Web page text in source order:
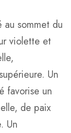
au sommet du
violette et
Un
favorise un
de paix
Un